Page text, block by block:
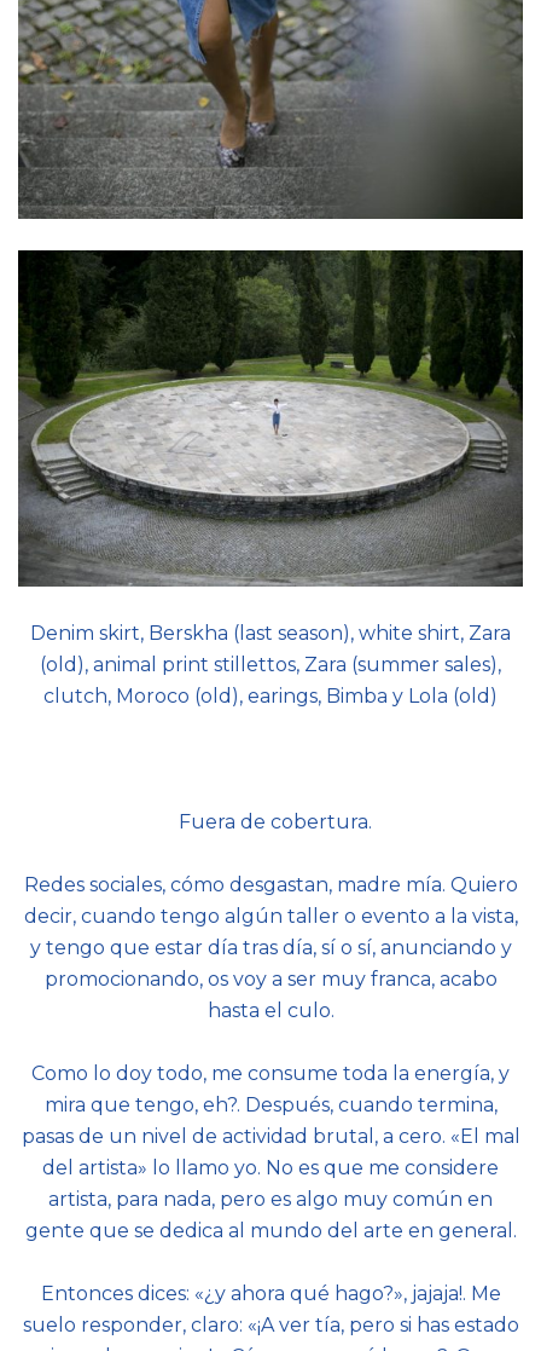
Denim skirt, Berskha (last season), white shirt, Zara
(old), animal print stillettos, Zara (summer sales),
clutch, Moroco (old), earings, Bimba y Lola (old)
Fuera de cobertura.
Redes sociales, cómo desgastan, madre mía. Quiero
decir, cuando tengo algún taller o evento a la vista,
y tengo que estar día tras día, sí o sí, anunciando y
promocionando, os voy a ser muy franca, acabo
hasta el culo.
Como lo doy todo, me consume toda la energía, y
mira que tengo, eh?. Después, cuando termina,
pasas de un nivel de actividad brutal, a cero. «El mal
del artista» lo llamo yo. No es que me considere
artista, para nada, pero es algo muy común en
gente que se dedica al mundo del arte en general.
Entonces dices: «¿y ahora qué hago?», jajaja!. Me
suelo responder, claro: «¡A ver tía, pero si has estado